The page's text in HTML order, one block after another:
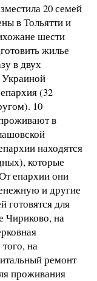
20 семей
в Тольятти и
шести
жилье
в двух
Украиной
(32
10
в
находятся
которые
епархии они
и другие
для
Чириково, на
на
ремонт
проживания